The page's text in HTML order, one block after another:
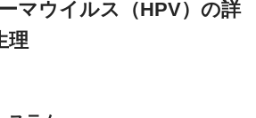
マウイルス（HPV）の詳
理